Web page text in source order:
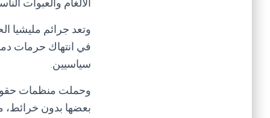
الألغام والعبوات
وتعد جرائم مليشيا
في انتهاك حرمات
سياسيين.
وحملت منظمات
بعضها بدون خرائط،